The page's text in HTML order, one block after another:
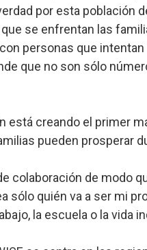
por esta población
se enfrentan las
personas que intentan
que no son sólo
está creando el primer
pueden prosperar
colaboración de modo
sólo quién va a ser mi
la escuela o la vida